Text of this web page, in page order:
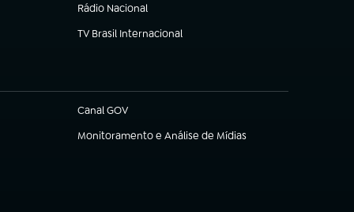
Rádio Nacional
TV Brasil Internacional
(abre em nova aba)
Canal GOV
(abre em nova aba)
Monitoramento e Análise de Mídias
(abre em nova aba)